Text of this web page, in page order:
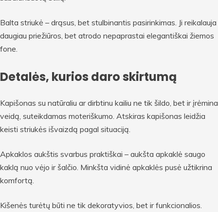
Balta striukė – drąsus, bet stulbinantis pasirinkimas. Ji reikalauja
daugiau priežiūros, bet atrodo nepaprastai elegantiškai žiemos
fone.
Detalės, kurios daro skirtumą
Kapišonas su natūraliu ar dirbtinu kailiu ne tik šildo, bet ir įrėmina
veidą, suteikdamas moteriškumo. Atskiras kapišonas leidžia
keisti striukės išvaizdą pagal situaciją.
Apkaklos aukštis svarbus praktiškai – aukšta apkaklė saugo
kaklą nuo vėjo ir šalčio. Minkšta vidinė apkaklės pusė užtikrina
komfortą.
Kišenės turėtų būti ne tik dekoratyvios, bet ir funkcionalios.